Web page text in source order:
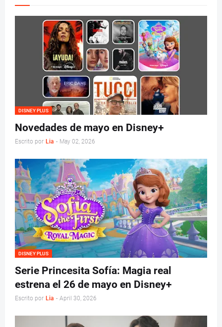
DISNEY PLUS
Novedades de mayo en Disney+
Escrito por Lia - May 02, 2026
DISNEY PLUS
Serie Princesita Sofía: Magia real
estrena el 26 de mayo en Disney+
Escrito por Lia - April 30, 2026